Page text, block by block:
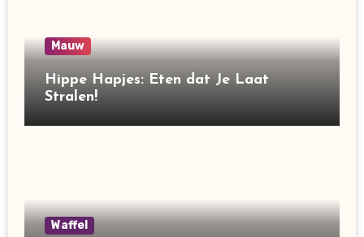
Mauw
Hippe Hapjes: Eten dat Je Laat
Stralen!
Waffel